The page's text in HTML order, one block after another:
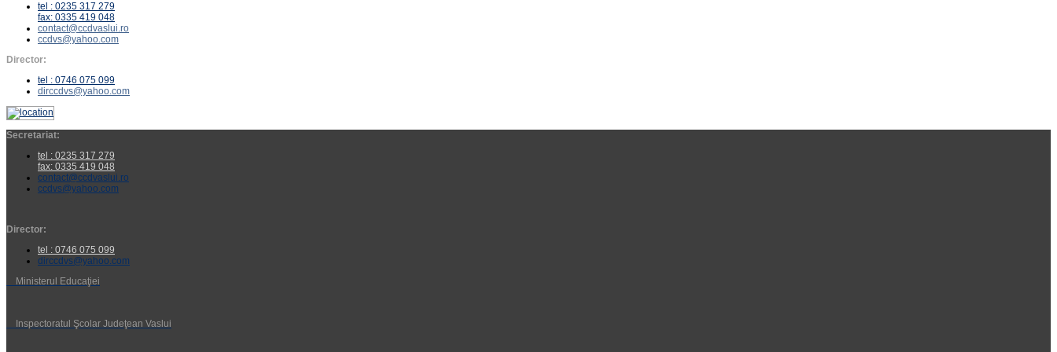
tel : 0235 317 279
fax: 0335 419 048
contact@ccdvaslui.ro
ccdvs@yahoo.com
Director:
tel : 0746 075 099
dirccdvs@yahoo.com
Secretariat:
tel : 0235 317 279
fax: 0335 419 048
contact@ccdvaslui.ro
ccdvs@yahoo.com
Director:
tel : 0746 075 099
dirccdvs@yahoo.com
Ministerul Educaţiei
Inspectoratul Şcolar Judeţean Vaslui